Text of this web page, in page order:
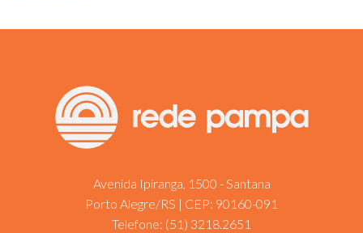
Avenida Ipiranga, 1500 - Santana
Porto Alegre/RS | CEP: 90160-091
Telefone: (51) 3218.2651